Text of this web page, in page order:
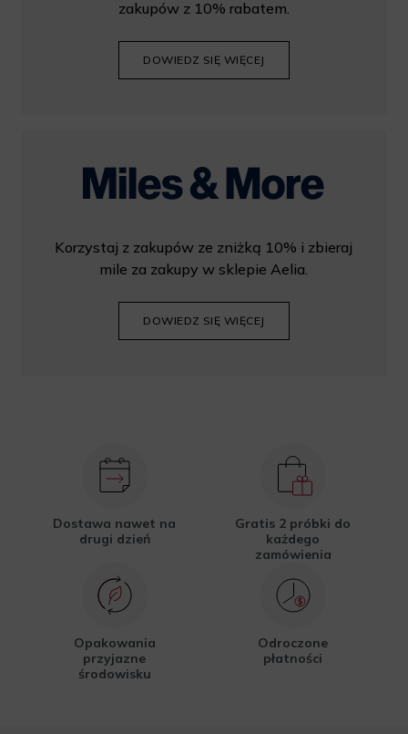
zakupów z 10% rabatem.
DOWIEDZ SIĘ WIĘCEJ
Korzystaj z zakupów ze zniżką 10% i zbieraj
mile za zakupy w sklepie Aelia.
DOWIEDZ SIĘ WIĘCEJ
Dostawa nawet na
drugi dzień
Gratis 2 próbki do
każdego
zamówienia
Opakowania
przyjazne
środowisku
Odroczone
płatności